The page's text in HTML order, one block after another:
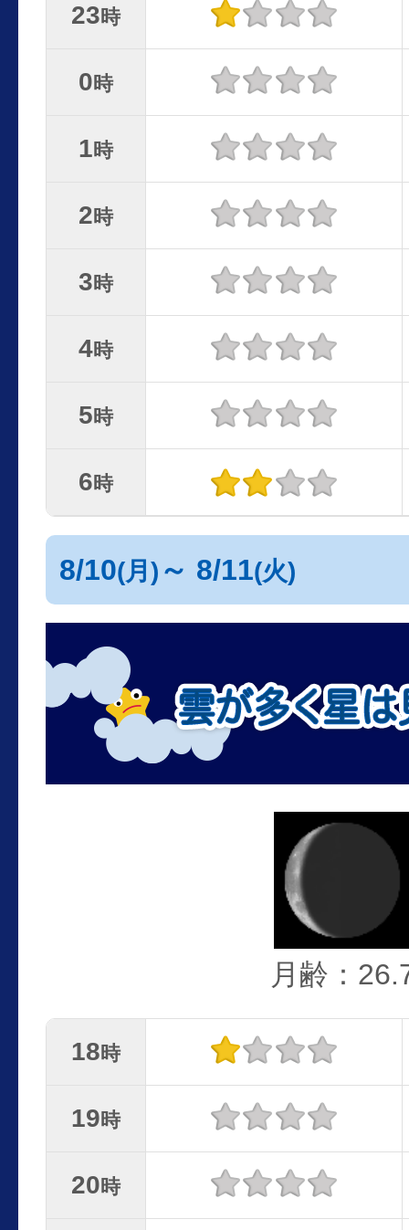
23時
0時
1時
2時
3時
4時
5時
6時
8/10(月) ～ 8/11(火)
月齢：
18時
19時
20時